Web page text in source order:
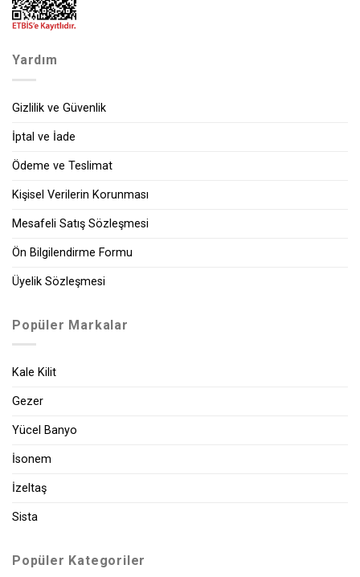
Yardım
Gizlilik ve Güvenlik
İptal ve İade
Ödeme ve Teslimat
Kişisel Verilerin Korunması
Mesafeli Satış Sözleşmesi
Ön Bilgilendirme Formu
Üyelik Sözleşmesi
Popüler Markalar
Kale Kilit
Gezer
Yücel Banyo
İsonem
İzeltaş
Sista
Popüler Kategoriler